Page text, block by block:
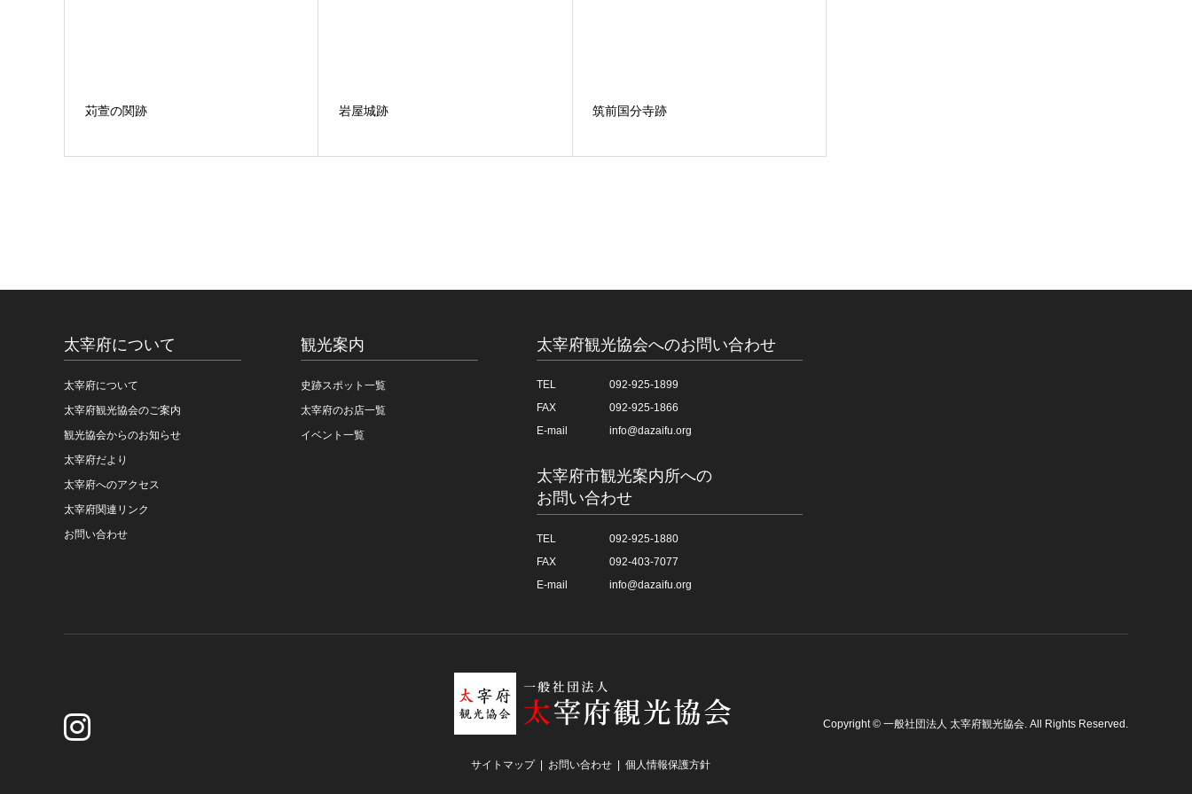
苅萱の関跡 岩屋城跡 筑前国分寺跡
太宰府について
太宰府について
太宰府観光協会のご案内
観光協会からのお知らせ
太宰府だより
太宰府へのアクセス
太宰府関連リンク
お問い合わせ
観光案内
史跡スポット一覧
太宰府のお店一覧
イベント一覧
太宰府観光協会へのお問い合わせ
TEL
092-925-1899
FAX
092-925-1866
E-mail
info@dazaifu.org
太宰府市観光案内所への
お問い合わせ
TEL
092-925-1880
FAX
092-403-7077
E-mail
info@dazaifu.org
サイトマップ お問い合わせ 個人情報保護方針
Copyright© 一般社団法人 太宰府観光協会. All Rights Reserved.